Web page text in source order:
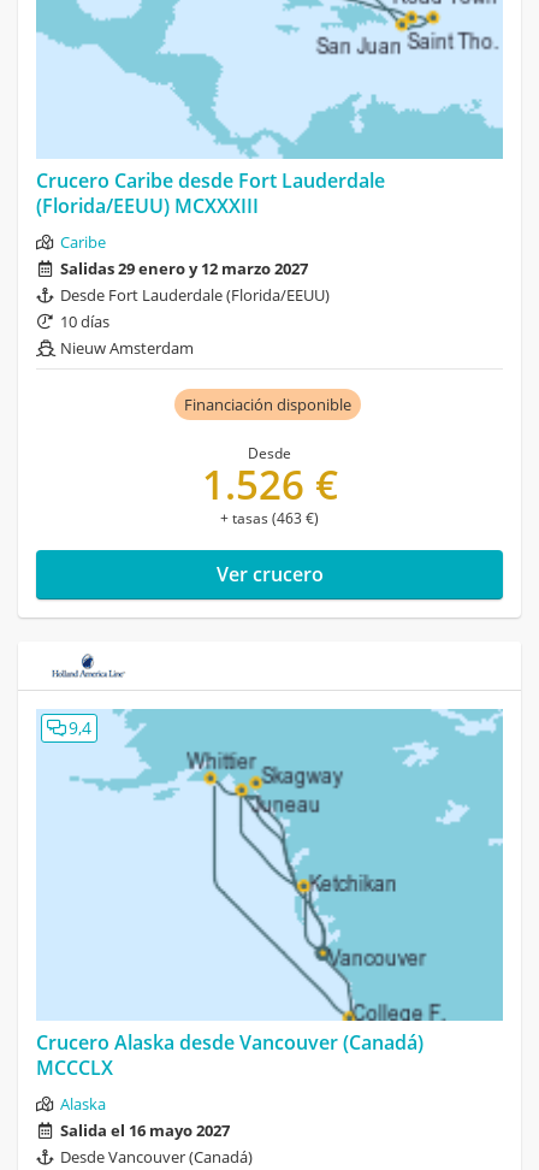
Crucero Caribe desde Fort Lauderdale
(Florida/EEUU) MCXXXIII
Caribe
Salidas 29 enero y 12 marzo 2027
Desde Fort Lauderdale (Florida/EEUU)
10 días
Nieuw Amsterdam
Financiación disponible
Desde
1.526 €
+ tasas (463 €)
Ver crucero
9,4
Crucero Alaska desde Vancouver (Canadá)
MCCCLX
Alaska
Salida el 16 mayo 2027
Desde Vancouver (Canadá)